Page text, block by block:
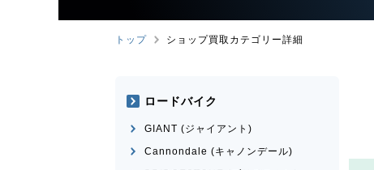
トップ ショップ買取カテゴリー詳細
ロードバイク
GIANT (ジャイアント)
Cannondale (キャノンデール)